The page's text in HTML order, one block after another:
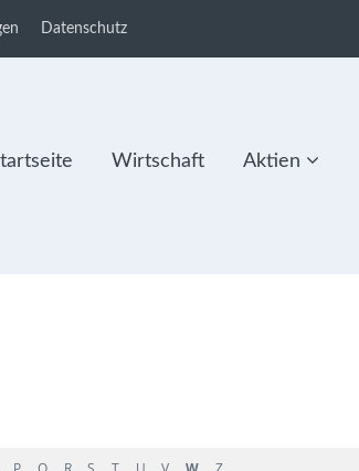
Datenschutz
Wirtschaft Aktien
P Q R S T U V W Z